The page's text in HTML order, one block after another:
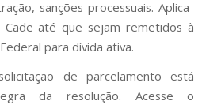
sanções processuais. Aplica-
até que sejam remetidos à
para dívida ativa.
de parcelamento está
da resolução. Acesse o